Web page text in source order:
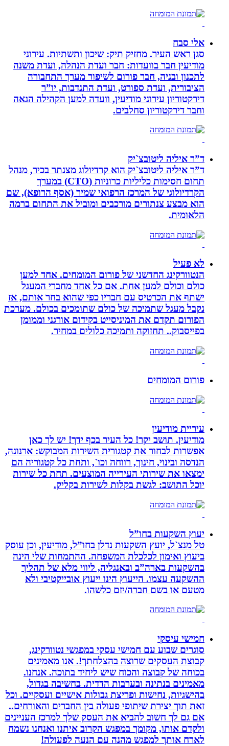
אלי סבח
סגן ראש העיר. מחזיק תיק: שיכון ותשתיות. עירוני
מודיעין חבר בוועדות: חבר ועדת הנהלה, ועדת משנה
לתכנון ובניה, חבר פורום לשיפור מערך התחבורה
הציבורית, ועדת ספורט, ועדת התנדבות, יו”ר
דירקטוריון עירוני מודיעין, וועדה למען הקהילה הגאה
וחבר דירקטוריון סחלבים.
ד”ר איליה ליטובצ`יק
ד”ר איליה ליטובצ`יק הוא קרדיולוג מצנתר בכיר, מנהל
תחום חסימות כליליות כרוניות (CTO) במערך
הקרדיולוגי של המרכז הרפואי שמיר (אסף הרופא), שם
הוא מבצע צנתורים מורכבים ומוביל את התחום ברמה
הלאומית.
לא פעיל
הנטוורקינג החדשני של פורום המומחים. אחד למען
כולם וכולם למען אחת. אם כל אחד מחברי המעגל
ישתף את הכרטיס עם חבריו כפי שהוא בחר אותם, אז
נקבל מעגל שתמיכה של כולם שתומכים בכולם. מערכת
הפורום תקדם את המיניסייט בקידום אורגני וממומן
בפייסבוק.. תחזוקה ותמיכה כלולים במחיר.
פורום המומחים
עיריית מודיעין
מודיעין. תושב יקר! כל העיר בכף ידך! יש לך כאן
אפשרות לבחור את קטגורית השירות המבוקש: ארנונה,
הנדסה ובינוי, חינוך, רווחה וכו`, ותחת כל קטגוריה הם
ימצאו את שירותי העירייה המוצעים. תחת כל שירות
יוכל התושב: לגשת בקלות לשירות בקליק.
יעוץ השקעות בחו”ל
טל מנצ`ל, יועץ השקעות נדלן בחו”ל, מודיעין, וכן עוסק
ביעוץ ואימון לכלכלת המשפחה. ההתמחות שלי הינה
בהשקעות בארה”ב ובאנגליה, ליווי מלא של תהליך
ההשקעה עצמו. הייעוץ הינו ייעוץ אובייקטיבי ולא
מטעם או בשם חברה/יזם כלשהו.
חמישי עיסקי
סוגרים שבוע עם חמישי עסקי במפגשי נטוורקינג,
קבוצת העסקים שרוצה בהצלחתך!. אנו מאמינים
בכוחה של קבוצה והכוח שיש ליחיד בתוכה. אנחנו.
מאמינים בנתינה ובערבות הדדית. בחשיבה בגדול,
בהישגיות, נחישות ופריצת גבולות אישיים ועסקיים. וכל
זאת תוך יצירת שיתופי פעולה בין החברים והאורחים..
אם גם לך חשוב להביא את העסק שלך למרכז העניינים
ולקדם אותו, מקומך במפגש הקרוב איתנו ואנחנו נשמח
לארח אותך למפגש מהנה עם הנעה לפעולה!